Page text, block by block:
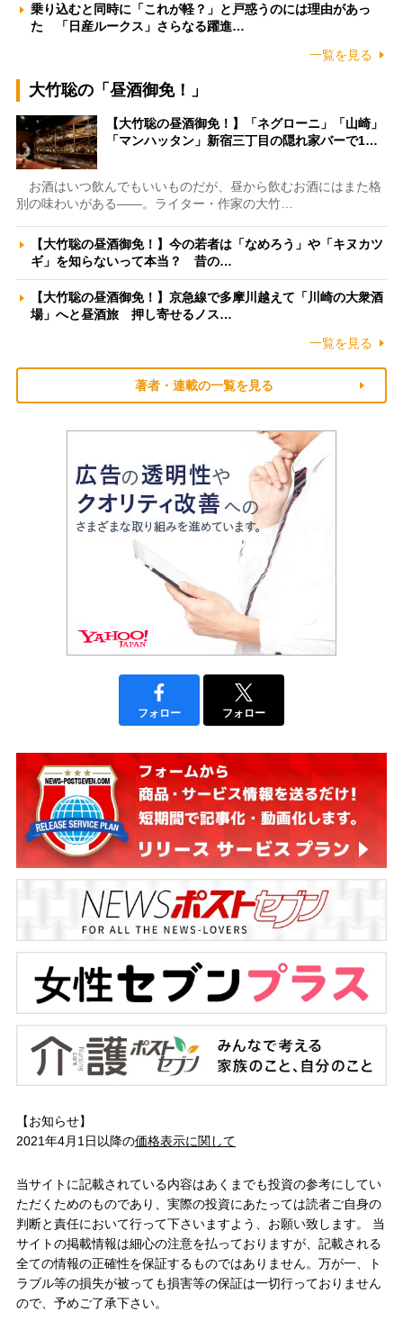
乗り込むと同時に「これが軽？」と戸惑うのには理由があっ
た 「日産ルークス」さらなる躍進…
一覧を見る
大竹聡の「昼酒御免！」
【大竹聡の昼酒御免！】「ネグローニ」「山崎」
「マンハッタン」新宿三丁目の隠れ家バーで1…
お酒はいつ飲んでもいいものだが、昼から飲むお酒にはまた格
別の味わいがある――。ライター・作家の大竹…
【大竹聡の昼酒御免！】今の若者は「なめろう」や「キヌカツ
ギ」を知らないって本当？ 昔の…
【大竹聡の昼酒御免！】京急線で多摩川越えて「川崎の大衆酒
場」へと昼酒旅 押し寄せるノス…
一覧を見る
著者・連載の一覧を見る
フォロー フォロー
【お知らせ】
2021年4月1日以降の価格表示に関して
当サイトに記載されている内容はあくまでも投資の参考にしてい
ただくためのものであり、実際の投資にあたっては読者ご自身の
判断と責任において行って下さいますよう、お願い致します。 当
サイトの掲載情報は細心の注意を払っておりますが、記載される
全ての情報の正確性を保証するものではありません。万が一、ト
ラブル等の損失が被っても損害等の保証は一切行っておりません
ので、予めご了承下さい。